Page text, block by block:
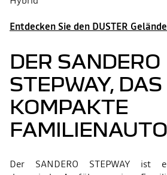
Entdecken Sie den DUSTER
DER SANDERO
STEPWAY, DAS
KOMPAKTE
FAMILIENAUTO
Der SANDERO STEPWAY ist